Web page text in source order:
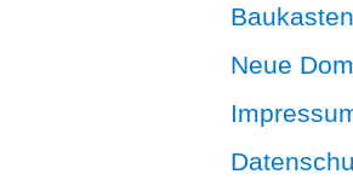
Baukasten
Neue